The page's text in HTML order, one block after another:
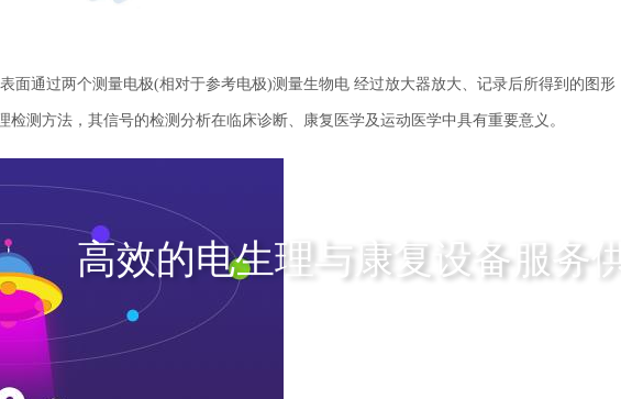
高效的电生理与康复设备服务
通过两个测量电极(相对于参考电极)测量生物电 经过放大器放大、记录后所得到的图形
测方法，其信号的检测分析在临床诊断、康复医学及运动医学中具有重要意义。